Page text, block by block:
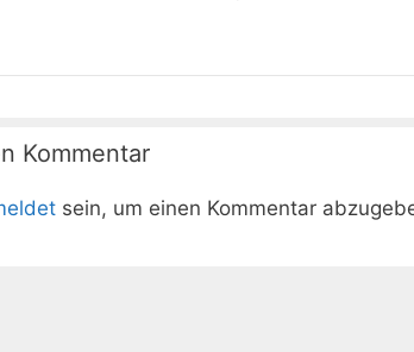
Kommentar
sein, um einen Kommentar